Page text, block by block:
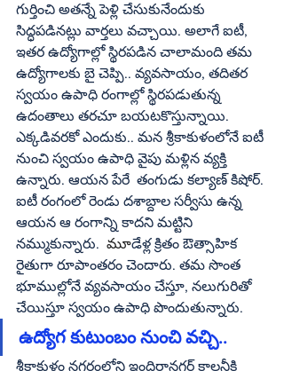
గుర్తించి అతన్నే పెళ్లి చేసుకునేందుకు
సిద్ధపడినట్లు వార్తలు వచ్చాయి. అలాగే ఐటీ,
ఇతర ఉద్యోగాల్లో స్థిరపడిన చాలామంది తమ
ఉద్యోగాలకు బై చెప్పి.. వ్యవసాయం, తదితర
స్వయం ఉపాధి రంగాల్లో స్థిరపడుతున్న
ఉదంతాలు తరచూ బయటకొస్తున్నాయి.
ఎక్కడివరకో ఎందుకు.. మన శ్రీకాకుళంలోనే ఐటీ
నుంచి స్వయం ఉపాధి వైపు మళ్లిన వ్యక్తి
ఉన్నారు. ఆయన పేరే  తంగుడు కల్యాణ్ కిషోర్.
ఐటీ రంగంలో రెండు దశాబ్దాల సర్వీసు ఉన్న
ఆయన ఆ రంగాన్ని కాదని మట్టిని
నమ్ముకున్నారు. మూడేళ్ల క్రితం ఔత్సాహిక
రైతుగా రూపాంతరం చెందారు. తమ సొంత
భూముల్లోనే వ్యవసాయం చేస్తూ, నలుగురితో
చేయిస్తూ స్వయం ఉపాధి పొందుతున్నారు.
ఉద్యోగ కుటుంబం నుంచి వచ్చి..
శ్రీకాకుళం నగరంలోని ఇందిరానగర్ కాలనీకి